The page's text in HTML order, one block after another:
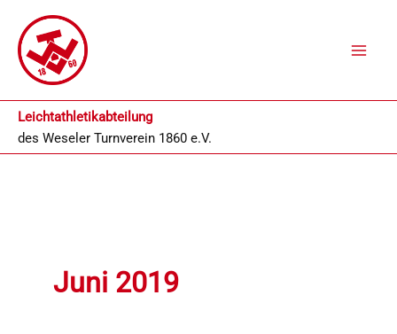
Inhalt
springen
Leichtathletikabteilung
des Weseler Turnverein 1860 e.V.
Juni 2019